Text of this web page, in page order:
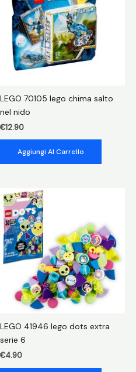
LEGO 70105 lego chima salto
nel nido
€12.90
Aggiungi Al Carrello
LEGO 41946 lego dots extra
serie 6
€4.90